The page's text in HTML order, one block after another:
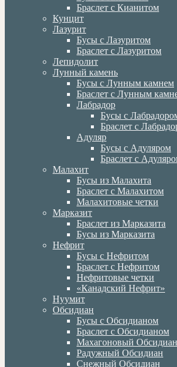
Браслет с Кианитом
Кунцит
Лазурит
Бусы с Лазуритом
Браслет с Лазуритом
Лепидолит
Лунный камень
Бусы с Лунным камнем
Браслет с Лунным
Лабрадор
Бусы с
Браслет с
Адуляр
Бусы с Адуляром
Браслет с
Малахит
Бусы из Малахита
Браслет с Малахитом
Малахитовые четки
Марказит
Браслет из Марказита
Бусы из Марказита
Нефрит
Бусы с Нефритом
Браслет с Нефритом
Нефритовые четки
«Канадский Нефрит»
Нуумит
Обсидиан
Бусы с Обсидианом
Браслет с Обсидианом
Махагоновый Обсидиан
Радужный Обсидиан
Снежный Обсидиан